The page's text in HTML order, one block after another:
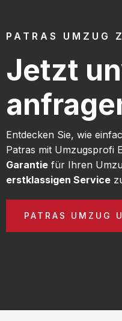
PATRAS UMZUG
Jetzt
Entdecken Sie, wie
Patras mit Umzugsprofi
Garantie für Ihren
erstklassigen Service
PATRAS UMZUG